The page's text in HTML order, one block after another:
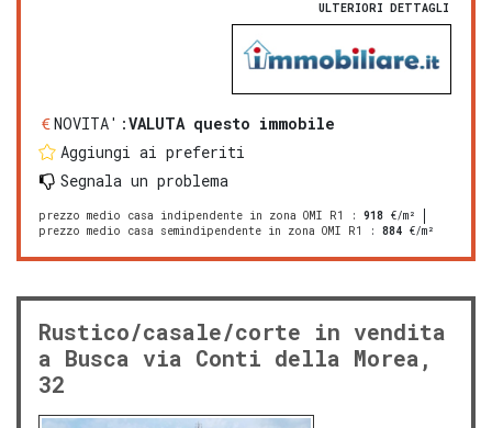
ULTERIORI DETTAGLI
NOVITA':VALUTA questo immobile
Aggiungi ai preferiti
Segnala un problema
prezzo medio casa indipendente in zona OMI R1 : 918 €/m²
prezzo medio casa semindipendente in zona OMI R1
: 884 €/m²
Rustico/casale/corte in vendita
a Busca via Conti della Morea,
32